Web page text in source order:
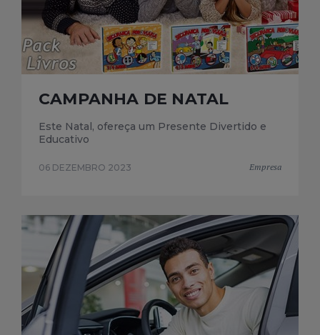
CAMPANHA DE NATAL
Este Natal, ofereça um Presente Divertido e
Educativo
06 DEZEMBRO 2023 Empresa